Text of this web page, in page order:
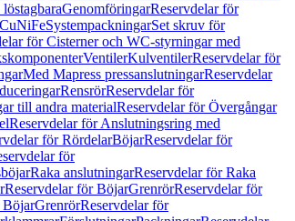
GenomföringarReservdelar för
SystempackningarSet skruv för
för Cisterner och WC-styrningar med
VentilerKulventilerReservdelar för
Med Mapress pressanslutningarReservdelar
RensrörReservdelar för
till andra materialReservdelar för Övergångar
Reservdelar för Anslutningsring med
för RördelarBöjarReservdelar för
för
Raka anslutningarReservdelar för Raka
Reservdelar för BöjarGrenrörReservdelar för
BöjarGrenrörReservdelar för